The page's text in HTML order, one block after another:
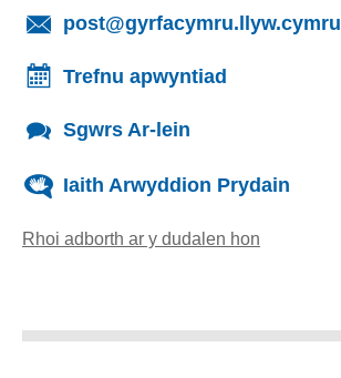
post@gyrfacymru.llyw.cymru
Trefnu apwyntiad
Sgwrs Ar-lein
Iaith Arwyddion Prydain
Rhoi adborth ar y dudalen hon